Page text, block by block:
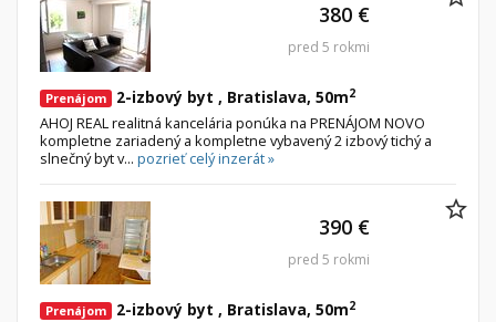
Prenájom 2-izbový byt , Bratislava, 50m2
AHOJ REAL realitná kancelária ponúka na PRENÁJOM NOVO
kompletne zariadený a kompletne vybavený 2 izbový tichý a
slnečný byt v... pozrieť celý inzerát »
380 €
pred 5 rokmi
Prenájom 2-izbový byt , Bratislava, 50m2
390 €
pred 5 rokmi